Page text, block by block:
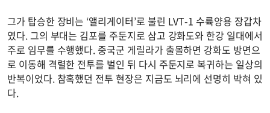
그가 탑승한 장비는 ‘앨리게이터’로 불린 LVT-1 수륙양용 장갑차
였다. 그의 부대는 김포를 주둔지로 삼고 강화도와 한강 일대에서
주로 임무를 수행했다. 중국군 게릴라가 출몰하면 강화도 방면으
로 이동해 격렬한 전투를 벌인 뒤 다시 주둔지로 복귀하는 일상의
반복이었다. 참혹했던 전투 현장은 지금도 뇌리에 선명히 박혀 있
다.